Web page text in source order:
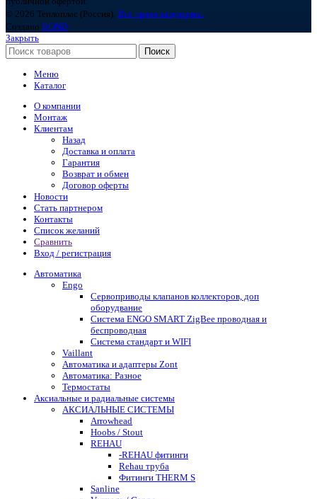
© 2026 Теплоплас (Россия). Все права защищены.
Создано BOND
Закрыть
Поиск
Меню
Каталог
О компании
Монтаж
Клиентам
Назад
Доставка и оплата
Гарантия
Возврат и обмен
Договор оферты
Новости
Стать партнером
Контакты
Список желаний
Сравнить
Вход / регистрация
Автоматика
Engo
Сервоприводы клапанов коллекторов, доп
оборудвание
Система ENGO SMART ZigBee проводная и
беспроводная
Система стандарт и WIFI
Vaillant
Автоматика и адаптеры Zont
Автоматика: Разное
Термостаты
Аксиальные и радиальные системы
АКСИАЛЬНЫЕ СИСТЕМЫ
Arrowhead
Hoobs / Stout
REHAU
-REHAU фитинги
Rehau труба
Фитинги THERM S
Sanline